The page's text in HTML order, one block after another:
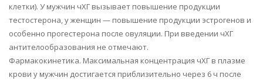
клетки). У мужчин чХГ вызывает повышение продукции
тестостерона, у женщин — повышение продукции эстрогенов и
особенно прогестерона после овуляции. При введении чХГ
антителообразования не отмечают.
Фармакокинетика. Максимальная концентрация чХГ в плазме
крови у мужчин достигается приблизительно через 6 ч после